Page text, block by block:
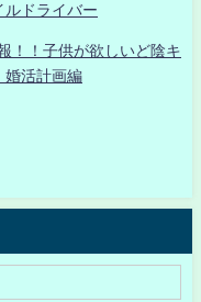
ルドライバー
！！子供が欲しいど陰キ
婚活計画編